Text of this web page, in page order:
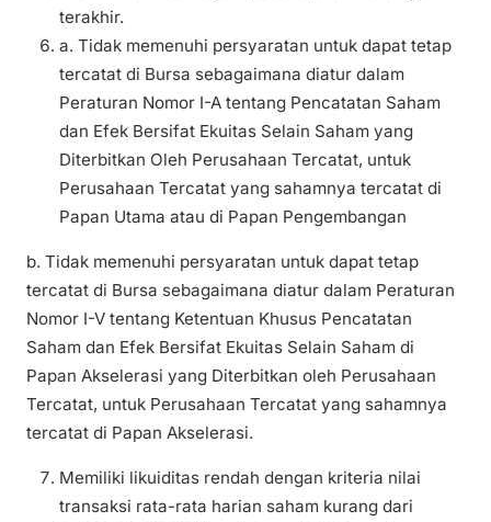
terakhir.
a. Tidak memenuhi persyaratan untuk dapat tetap
tercatat di Bursa sebagaimana diatur dalam
Peraturan Nomor I-A tentang Pencatatan Saham
dan Efek Bersifat Ekuitas Selain Saham yang
Diterbitkan Oleh Perusahaan Tercatat, untuk
Perusahaan Tercatat yang sahamnya tercatat di
Papan Utama atau di Papan Pengembangan
b. Tidak memenuhi persyaratan untuk dapat tetap
tercatat di Bursa sebagaimana diatur dalam Peraturan
Nomor I-V tentang Ketentuan Khusus Pencatatan
Saham dan Efek Bersifat Ekuitas Selain Saham di
Papan Akselerasi yang Diterbitkan oleh Perusahaan
Tercatat, untuk Perusahaan Tercatat yang sahamnya
tercatat di Papan Akselerasi.
Memiliki likuiditas rendah dengan kriteria nilai
transaksi rata-rata harian saham kurang dari